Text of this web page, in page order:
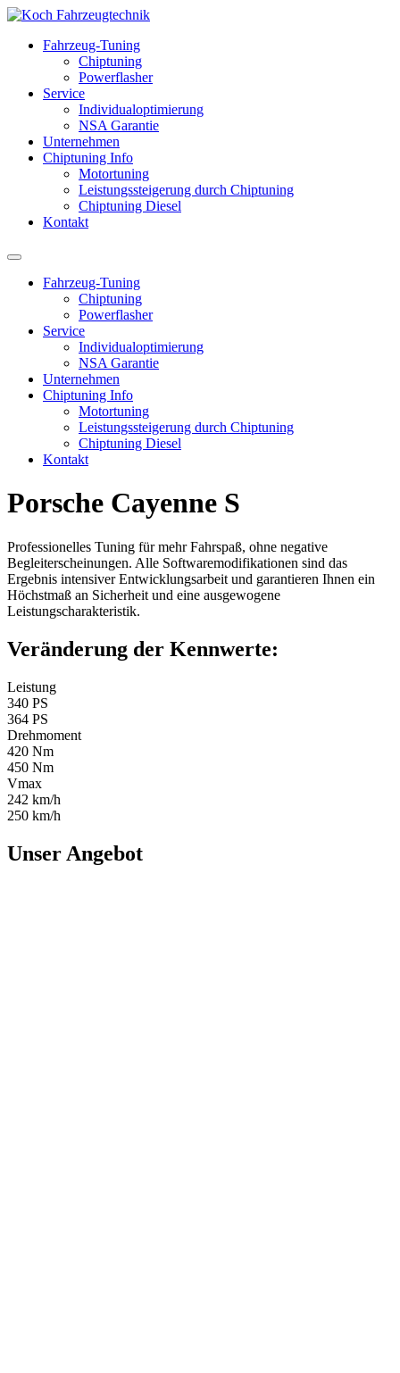
Fahrzeug-Tuning
Chiptuning
Powerflasher
Service
Individualoptimierung
NSA Garantie
Unternehmen
Chiptuning Info
Motortuning
Leistungssteigerung durch Chiptuning
Chiptuning Diesel
Kontakt
Fahrzeug-Tuning
Chiptuning
Powerflasher
Service
Individualoptimierung
NSA Garantie
Unternehmen
Chiptuning Info
Motortuning
Leistungssteigerung durch Chiptuning
Chiptuning Diesel
Kontakt
Porsche Cayenne S
Professionelles Tuning für mehr Fahrspaß, ohne negative
Begleiterscheinungen. Alle Softwaremodifikationen sind das
Ergebnis intensiver Entwicklungsarbeit und garantieren Ihnen ein
Höchstmaß an Sicherheit und eine ausgewogene
Leistungscharakteristik.
Veränderung der Kennwerte:
Leistung
340 PS
364 PS
Drehmoment
420 Nm
450 Nm
Vmax
242 km/h
250 km/h
Unser Angebot